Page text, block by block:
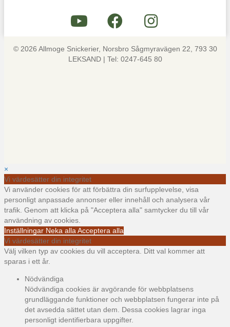
© 2026 Allmoge Snickerier, Norsbro Sågmyravägen 22, 793 30
LEKSAND | Tel: 0247-645 80
×
Vi värdesätter din integritet
Vi använder cookies för att förbättra din surfupplevelse, visa
personligt anpassade annonser eller innehåll och analysera vår
trafik. Genom att klicka på "Acceptera alla" samtycker du till vår
användning av cookies.
Inställningar Neka alla Acceptera alla
Vi värdesätter din integritet
Välj vilken typ av cookies du vill acceptera. Ditt val kommer att
sparas i ett år.
Nödvändiga
Nödvändiga cookies är avgörande för webbplatsens
grundläggande funktioner och webbplatsen fungerar inte på
det avsedda sättet utan dem. Dessa cookies lagrar inga
personligt identifierbara uppgifter.